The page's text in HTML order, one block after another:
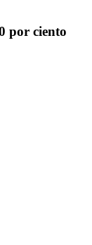
por ciento